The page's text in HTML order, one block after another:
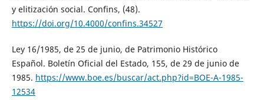
y elitización social. Confins, (48).
https://doi.org/10.4000/confins.34527
Ley 16/1985, de 25 de junio, de Patrimonio Histórico
Español. Boletín Oficial del Estado, 155, de 29 de junio de
1985. https://www.boe.es/buscar/act.php?id=BOE-A-1985-
12534